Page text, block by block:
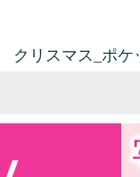
クリスマス_ポケ